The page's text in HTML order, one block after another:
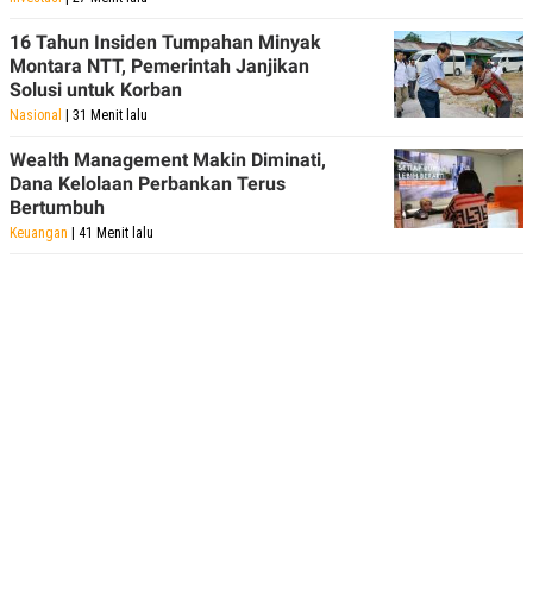
16 Tahun Insiden Tumpahan Minyak
Montara NTT, Pemerintah Janjikan
Solusi untuk Korban
Nasional | 31 Menit lalu
Wealth Management Makin Diminati,
Dana Kelolaan Perbankan Terus
Bertumbuh
Keuangan | 41 Menit lalu